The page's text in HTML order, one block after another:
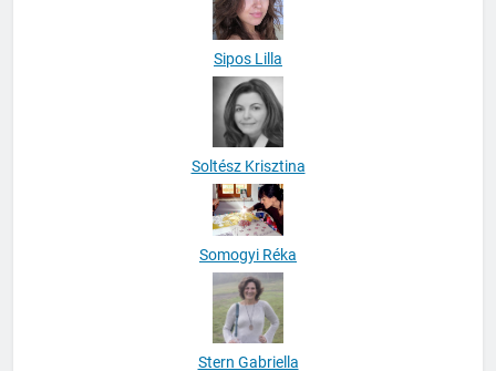
Sipos Lilla
Soltész Krisztina
Somogyi Réka